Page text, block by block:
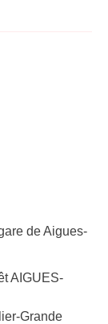
de Aigues-
AIGUES-
Grande